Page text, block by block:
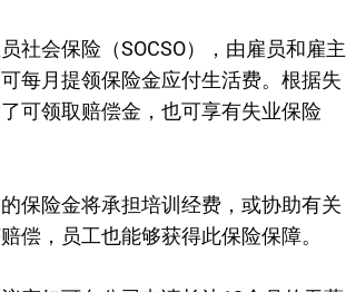
社会保险（SOCSO），由雇员和雇主
每月提领保险金应付生活费。根据失
可领取赔偿金，也可享有失业保险
保险金将承担培训经费，或协助有关
偿，员工也能够获得此保险保障。